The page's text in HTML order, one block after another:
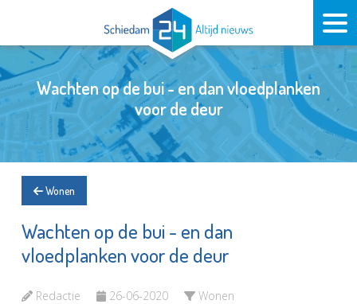
Wachten op de bui - en dan vloedplanken
voor de deur
Wonen
Wachten op de bui - en dan
vloedplanken voor de deur
Redactie 26-06-2020 Wonen